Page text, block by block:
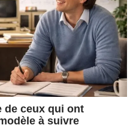
de ceux qui ont
à suivre